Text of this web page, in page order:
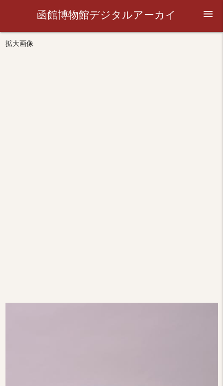
函館博物館デジタルアーカイ
menu
拡大画像